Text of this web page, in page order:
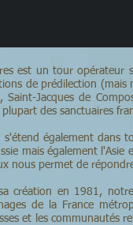
est un tour opérateur
de prédilection (mais
Saint-Jacques de
des sanctuaires
également dans
mais également
nous permet de
création en 1981,
de la France
et les communautés